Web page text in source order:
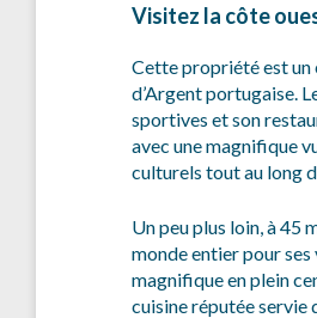
Visitez la côte
Cette propriété est un
d’Argent portugaise.
sportives et son
avec une magnifique
culturels tout au long
Un peu plus loin, à 45
monde entier pour ses
magnifique en plein
cuisine réputée servie